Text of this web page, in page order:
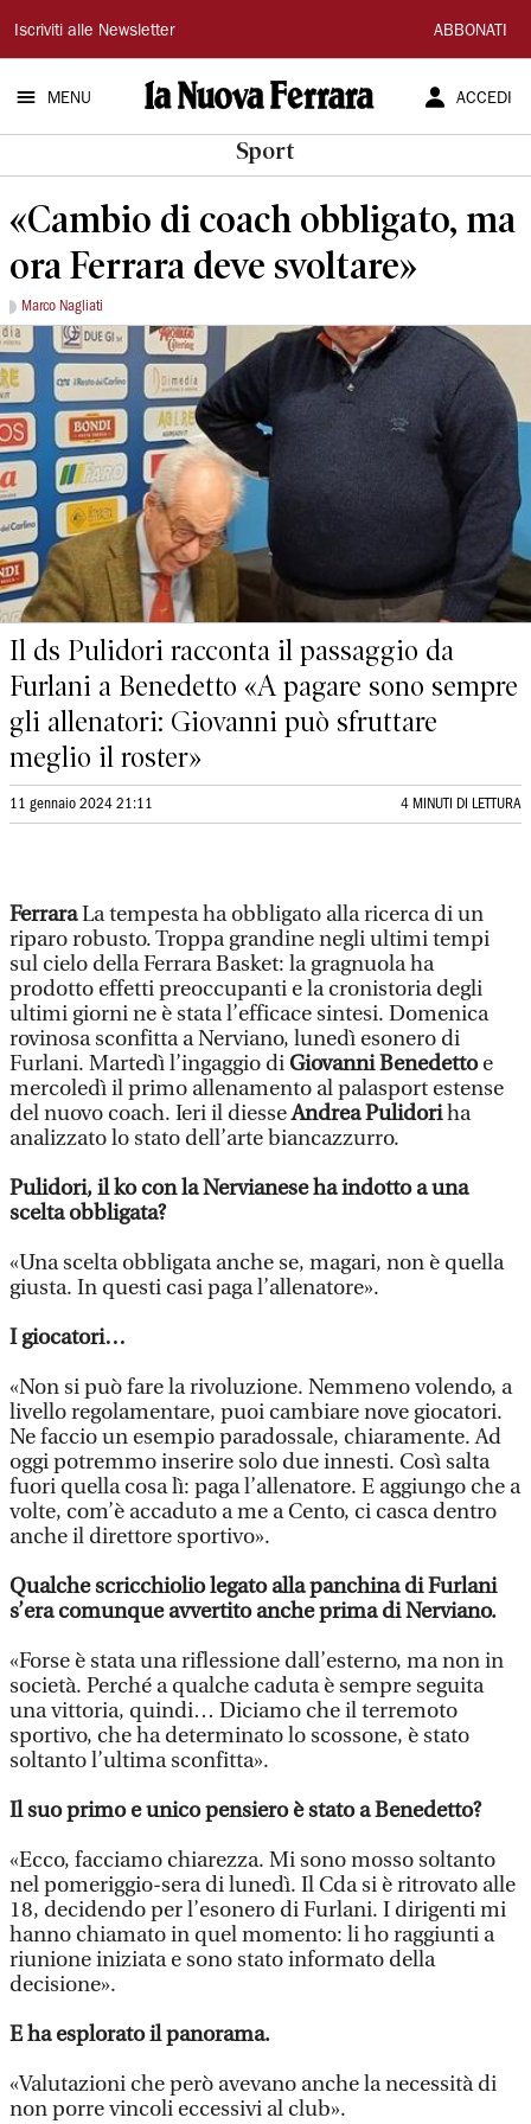
La
Nuova
Ferrara
Iscriviti alle Newsletter ABBONATI
MENU ACCEDI
Sport
«Cambio di coach obbligato, ma
ora Ferrara deve svoltare»
Marco Nagliati
Il ds Pulidori racconta il passaggio da
Furlani a Benedetto «A pagare sono sempre
gli allenatori: Giovanni può sfruttare
meglio il roster»
11 gennaio 2024 21:11 4 MINUTI DI LETTURA
FerraraLa tempesta ha obbligato alla ricerca di un
riparo robusto. Troppa grandine negli ultimi tempi
sul cielo della Ferrara Basket: la gragnuola ha
prodotto effetti preoccupanti e la cronistoria degli
ultimi giorni ne è stata l’efficace sintesi. Domenica
rovinosa sconfitta a Nerviano, lunedì esonero di
Furlani. Martedì l’ingaggio diGiovanni Benedettoe
mercoledì il primo allenamento al palasport estense
del nuovo coach. Ieri il diesseAndrea Pulidoriha
analizzato lo stato dell’arte biancazzurro.
Pulidori, il ko con la Nervianese ha indotto a una
scelta obbligata?
«Una scelta obbligata anche se, magari, non è quella
giusta. In questi casi paga l’allenatore».
I giocatori…
«Non si può fare la rivoluzione. Nemmeno volendo, a
livello regolamentare, puoi cambiare nove giocatori.
Ne faccio un esempio paradossale, chiaramente. Ad
oggi potremmo inserire solo due innesti. Così salta
fuori quella cosa lì: paga l’allenatore. E aggiungo che a
volte, com’è accaduto a me a Cento, ci casca dentro
anche il direttore sportivo».
Qualche scricchiolio legato alla panchina di Furlani
s’era comunque avvertito anche prima di Nerviano.
«Forse è stata una riflessione dall’esterno, ma non in
società. Perché a qualche caduta è sempre seguita
una vittoria, quindi… Diciamo che il terremoto
sportivo, che ha determinato lo scossone, è stato
soltanto l’ultima sconfitta».
Il suo primo e unico pensiero è stato a Benedetto?
«Ecco, facciamo chiarezza. Mi sono mosso soltanto
nel pomeriggio-sera di lunedì. Il Cda si è ritrovato alle
18, decidendo per l’esonero di Furlani. I dirigenti mi
hanno chiamato in quel momento: li ho raggiunti a
riunione iniziata e sono stato informato della
decisione».
E ha esplorato il panorama.
«Valutazioni che però avevano anche la necessità di
non porre vincoli eccessivi al club».